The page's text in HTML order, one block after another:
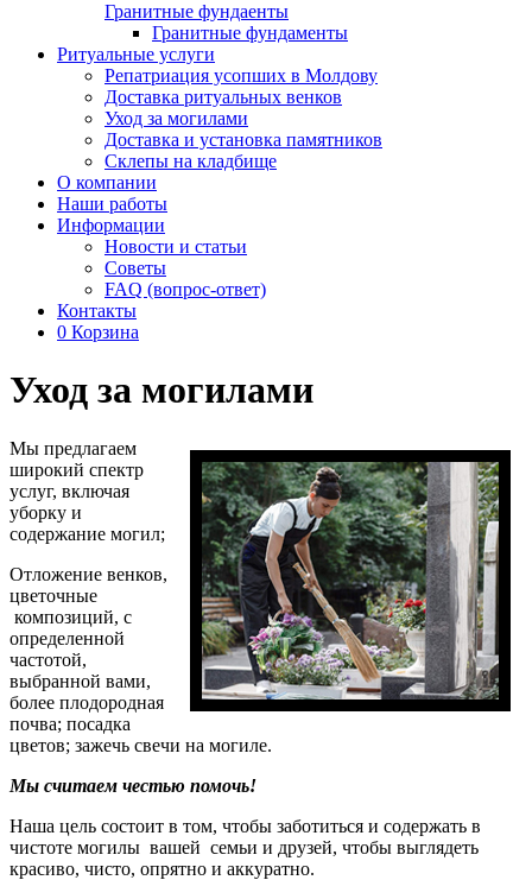
Гранитные фундаенты
Гранитные фундаменты
Ритуальные услуги
Репатриация усопших в Молдову
Доставка ритуальных венков
Уход за могилами
Доставка и установка памятников
Склепы на кладбище
О компании
Наши работы
Информации
Новости и статьи
Советы
FAQ (вопрос-ответ)
Контакты
0 Корзина
Уход за могилами
Мы предлагаем
широкий спектр
услуг, включая
уборку и
содержание могил;
Отложение венков,
цветочные
композиций, с
определенной
частотой,
выбранной вами,
более плодородная
почва; посадка
цветов; зажечь свечи на могиле.
Мы считаем честью помочь!
Наша цель состоит в том, чтобы заботиться и содержать в
чистоте могилы вашей семьи и друзей, чтобы выглядеть
красиво, чисто, опрятно и аккуратно.